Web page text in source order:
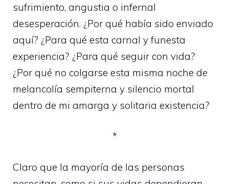
sufrimiento, angustia o infernal
desesperación. ¿Por qué había sido enviado
aquí? ¿Para qué esta carnal y funesta
experiencia? ¿Para qué seguir con vida?
¿Por qué no colgarse esta misma noche de
melancolía sempiterna y silencio mortal
dentro de mi amarga y solitaria existencia?
*
Claro que la mayoría de las personas